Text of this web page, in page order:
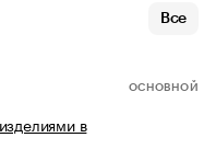
Все
ОСНОВНОЙ
в